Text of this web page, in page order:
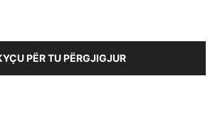
PËR TU PËRGJIGJUR